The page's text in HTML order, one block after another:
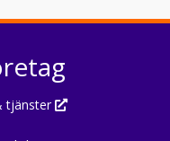
tjänster